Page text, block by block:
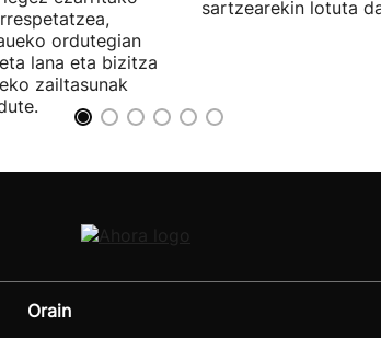
ordutegian
lana eta bizitza
zailtasunak
sartzearekin lotuta
Orain